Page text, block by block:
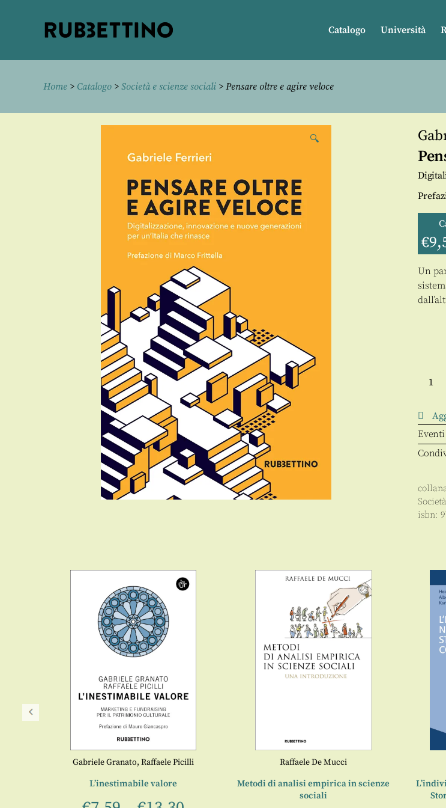
Catalogo Università
Home > Catalogo > Società e scienze sociali > Pensare oltre e agire veloce
🔍
€
Un
oltre
veloce
Eventi
isbn:
Gabriele Granato, Raffaele Picilli
L’inestimabile valore
Raffaele De Mucci
Metodi di analisi empirica in scienze
sociali